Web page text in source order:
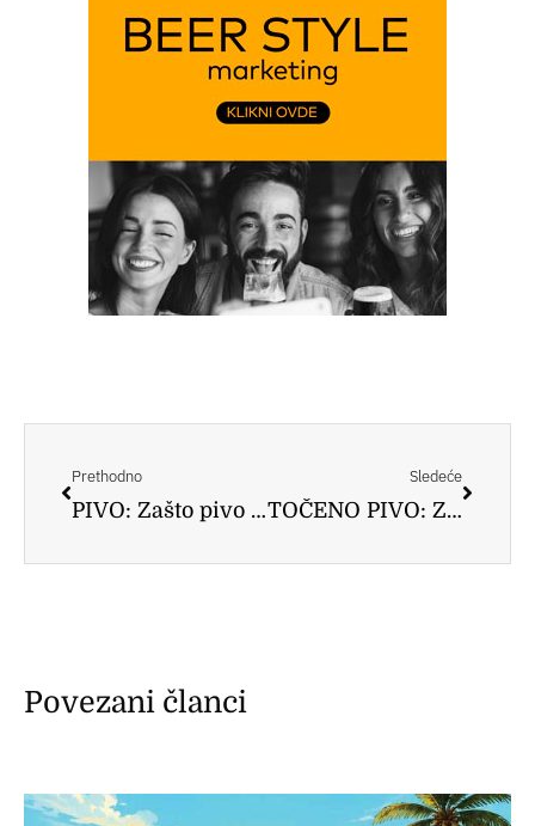
Prethodno
PIVO: Zašto pivo opušta
Sledeće
TOČENO PIVO: Za i protiv
Povezani članci